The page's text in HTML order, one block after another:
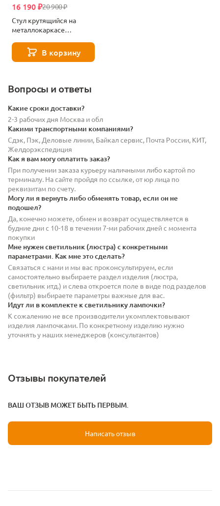
20 900 ₽
16 190 ₽
Стул крутящийся на
металлокаркасе
/ black 15842В корзину
Вопросы и ответы
Какие сроки доставки?
2-3 рабочих дня Москва и обл
Какими транспортными компаниями?
Сдэк, Пэк, Деловые линии, Байкал сервис, Почта России, КИТ,
Желдорэкспедиция
Как я вам могу оплатить заказ?
При получении заказа курьеру наличными либо картой по
терминалу. На сайте пройдя по ссылке, от юр лица по
реквизитам по счету.
Могу ли я вернуть либо обменять товар, если он не
подошел?
Да, конечно можете, обмен и возврат осуществляется в
будние дни с 10-18 в течении 7-ми рабочих дней с момента
покупки
Мне нужен светильник (люстра) с конкретными
параметрами. Как мне это сделать?
Связаться с нами и мы вас проконсультируем, если
самостоятельно выбираете раздел изделия (люстра,
светильник итд.) и слева откроется поле в виде под разделов
(фильтр) выбираете параметры важные для вас.
Идут ли в комплекте к светильнику лампочки?
К сожалению не все производители укомплектовывают
изделия лампочками. По конкретному изделию нужно
уточнять у наших менеджеров (консультантов)
Отзывы покупателей
ВАШ ОТЗЫВ МОЖЕТ БЫТЬ ПЕРВЫМ.
Написать отзыв